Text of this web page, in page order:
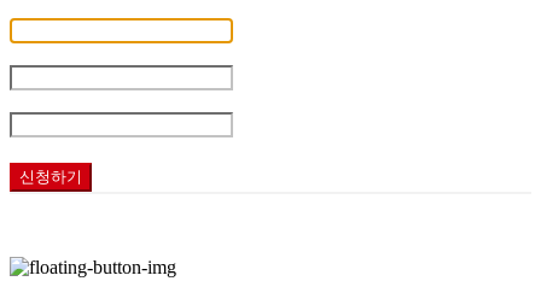
신청하기